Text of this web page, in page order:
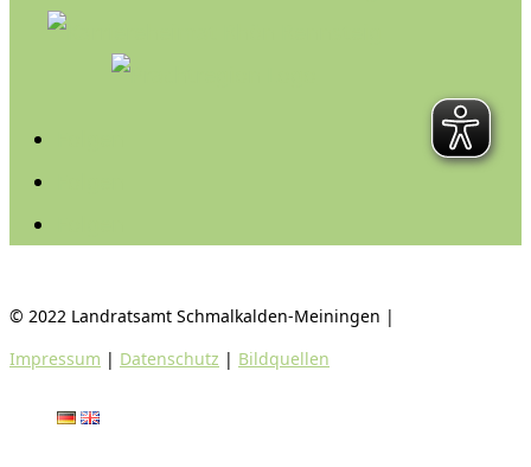
© 2022 Landratsamt Schmalkalden-Meiningen |
Impressum | Datenschutz | Bildquellen